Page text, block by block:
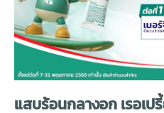
แสบร้อนกลางอก เรอเป